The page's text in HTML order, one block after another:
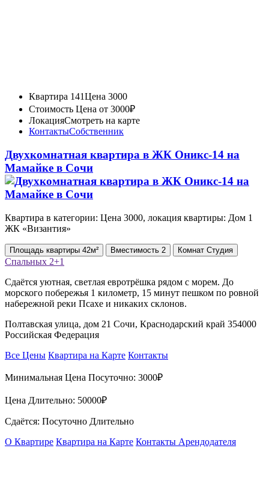
Квартира 141Цена 3000
Стоимость Цена от 3000₽
ЛокацияСмотреть на карте
КонтактыСобственник
Двухкомнатная квартира в ЖК Оникс-14 на
Мамайке в Сочи
Квартира в категории: Цена 3000, локация квартиры: Дом 1
ЖК «Византия»
Площадь квартиры 42м² Вместимость 2 Комнат Студия
Спальных 2+1
Сдаётся уютная, светлая евротрёшка рядом с морем. До
морского побережья 1 километр, 15 минут пешком по ровной
набережной реки Псахе и никаких склонов.
Полтавская улица, дом 21 Сочи, Краснодарский край 354000
Российская Федерация
Все Цены Квартира на Карте Контакты
Минимальная Цена Посуточно: 3000₽
Цена Длительно: 50000₽
Сдаётся: Посуточно Длительно
О Квартире Квартира на Карте Контакты Арендодателя